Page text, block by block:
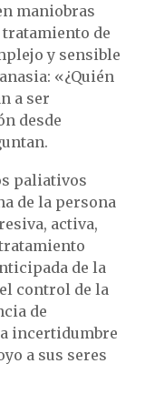
maniobras
de
y sensible
«¿Quién
a ser
desde
paliativos
de la persona
activa,
de la
control de la
de
incertidumbre
a sus seres